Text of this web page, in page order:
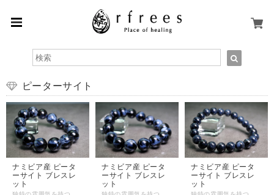
ピーターサイト
ナミビア産 ピータ
ーサイト ブレスレ
ット
ナミビア産 ピータ
ーサイト ブレスレ
ット
ナミビア産 ピータ
ーサイト ブレスレ
ット